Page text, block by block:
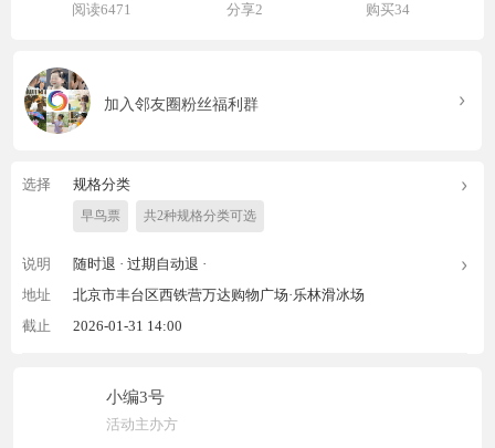
阅读6471 分享2 购买34
加入邻友圈粉丝福利群
选择 规格分类
早鸟票 共2种规格分类可选
说明 随时退 · 过期自动退 ·
地址
北京市丰台区西铁营万达购物广场·乐林滑冰场
截止
2026-01-31 14:00
小编3号
活动主办方